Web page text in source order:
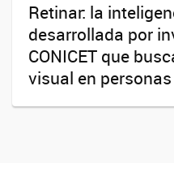
Retinar: la
desarrollada por
CONICET que
visual en